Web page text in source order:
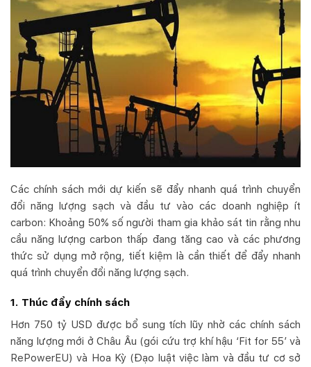
Các chính sách mới dự kiến sẽ đẩy nhanh quá trình chuyển
đổi năng lượng sạch và đầu tư vào các doanh nghiệp ít
carbon: Khoảng 50% số người tham gia khảo sát tin rằng nhu
cầu năng lượng carbon thấp đang tăng cao và các phương
thức sử dụng mở rộng, tiết kiệm là cần thiết để đẩy nhanh
quá trình chuyển đổi năng lượng sạch.
1. Thúc đẩy chính sách
Hơn 750 tỷ USD được bổ sung tích lũy nhờ các chính sách
năng lượng mới ở Châu Âu (gói cứu trợ khí hậu ‘Fit for 55’ và
RePowerEU) và Hoa Kỳ (Đạo luật việc làm và đầu tư cơ sở